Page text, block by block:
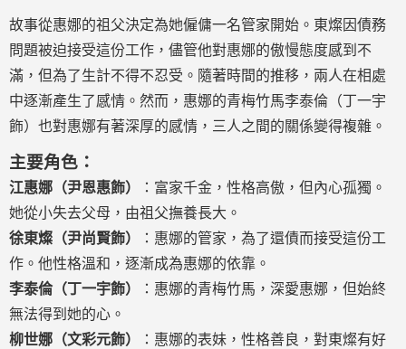
故事從惠娜的祖父決定為她僱傭一名管家開始。東燦因債務
問題被迫接受這份工作，儘管他對惠娜的傲慢態度感到不
滿，但為了生計不得不忍受。隨著時間的推移，兩人在相處
中逐漸產生了感情。然而，惠娜的青梅竹馬李泰倫（丁一宇
飾）也對惠娜有著深厚的感情，三人之間的關係變得複雜。
主要角色：
江惠娜（尹恩惠飾）
：富家千金，性格高傲，但內心孤獨。
她從小失去父母，由祖父撫養長大。
徐東燦（尹尚賢飾）
：惠娜的管家，為了還債而接受這份工
作。他性格溫和，逐漸成為惠娜的依靠。
李泰倫（丁一宇飾）
：惠娜的青梅竹馬，深愛惠娜，但始終
無法得到她的心。
柳世娜（文彩元飾）
：惠娜的表妹，性格善良，對東燦有好